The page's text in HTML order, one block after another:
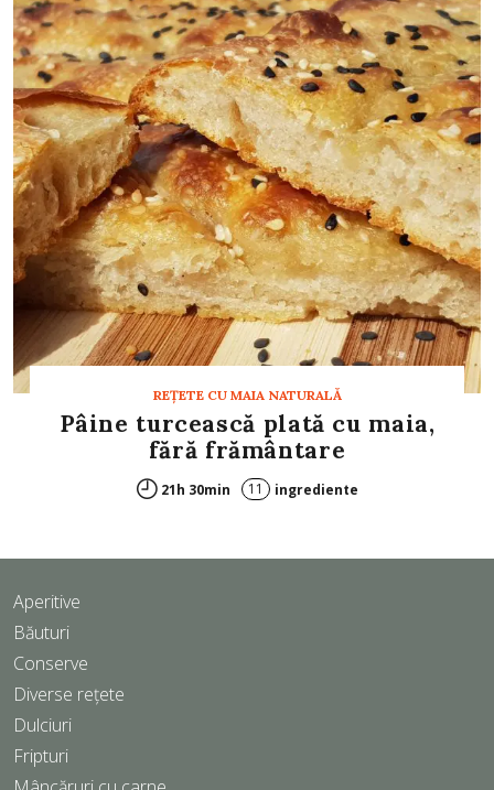
REȚETE CU MAIA NATURALĂ
Pâine turcească plată cu maia,
fără frământare
21h 30min 11 ingrediente
Aperitive
Băuturi
Conserve
Diverse rețete
Dulciuri
Fripturi